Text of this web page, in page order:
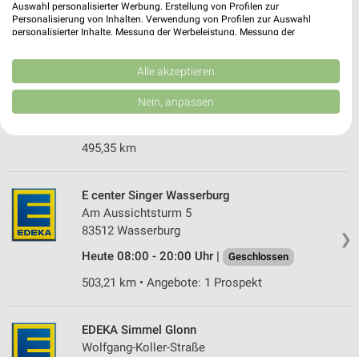
494,80 km
EDEKA Falterer & Sohn Hohenlinden
Hauptstraße 20
85664 Hohenlinden
495,35 km
❯
E center Singer Wasserburg
Am Aussichtsturm 5
83512 Wasserburg
Heute 08:00 - 20:00 Uhr |
Geschlossen
503,21 km • Angebote: 1 Prospekt
EDEKA Simmel Glonn
Wolfgang-Koller-Straße
Auswahl personalisierter Werbung. Erstellung von Profilen zur
Personalisierung von Inhalten. Verwendung von Profilen zur Auswahl
personalisierter Inhalte. Messung der Werbeleistung. Messung der
Kombinationen von Daten aus verschiedenen Quellen. Entwicklung und
Verbesserung der Angebote. Verwendung reduzierter Daten zur Auswahl
von Inhalten.
Daten können außerhalb der Europäischen Union weitergegeben und in die
USA gesendet werden.
Website/App.
IAB-Verarbeitungszwecke:
Speichern von oder Zugriff auf Informationen
auf einem Endgerät
Werbeanzeigen
Werbung
Alle akzeptieren
Nein, anpassen